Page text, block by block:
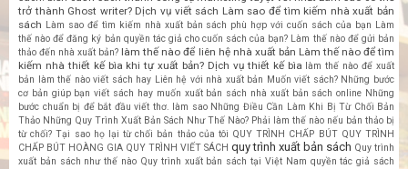
trở thành Ghost writer? Dịch vụ viết sách Làm sao để tìm kiếm nhà xuất bản
sách Làm sao để tìm kiếm nhà xuất bản sách phù hợp với cuốn sách của bạn Làm
thế nào để đăng ký bản quyền tác giả cho cuốn sách của bạn? Làm thế nào để gửi bản
thảo đến nhà xuất bản? làm thế nào để liên hệ nhà xuất bản Làm thế nào để tìm
kiếm nhà thiết kế bìa khi tự xuất bản? Dịch vụ thiết kế bìa làm thế nào để xuất
bản
làm thế nào viết sách hay Liên hệ với nhà xuất bản Muốn viết sách? Những bước
cơ bản giúp bạn viết sách hay muốn xuất bản sách nhà xuất bản sách online Những
bước chuẩn bị để bắt đầu viết thơ. làm sao Những Điều Cần Làm Khi Bị Từ Chối Bản
Thảo Những Quy Trình Xuất Bản Sách Như Thế Nào? Phải làm thế nào nếu bản thảo bị
từ chối? Tại sao họ lại từ chối bản thảo của tôi QUY TRÌNH CHẤP BÚT QUY TRÌNH
CHẤP BÚT HOÀNG GIA QUY TRÌNH VIẾT SÁCH quy trình xuất bản sách Quy trình
xuất bản sách như thế nào Quy trình xuất bản sách tại Việt Nam quyền tác giả sách